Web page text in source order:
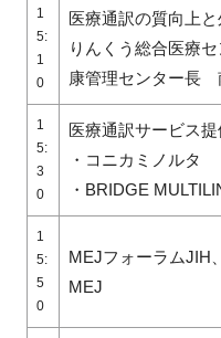
1
5:
1
0
医療通訳の質向上
りんくう総合医
康管理センター長
1
5:
3
0
医療通訳サービス
・コニカミノルタ
・BRIDGE
1
5:
5
0
MEJフォーラムJIH
MEJ